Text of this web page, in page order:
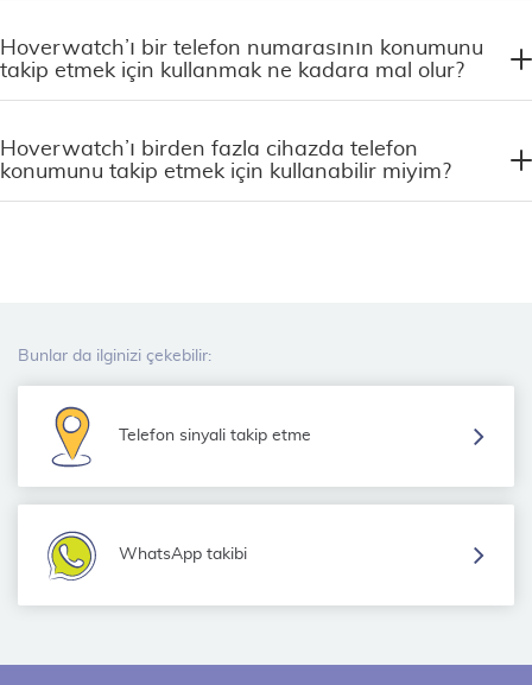
Hoverwatch’ı bir telefon numarasının konumunu
takip etmek için kullanmak ne kadara mal olur?
Hoverwatch’ı birden fazla cihazda telefon
konumunu takip etmek için kullanabilir miyim?
Bunlar da ilginizi çekebilir:
Telefon sinyali takip etme
WhatsApp takibi